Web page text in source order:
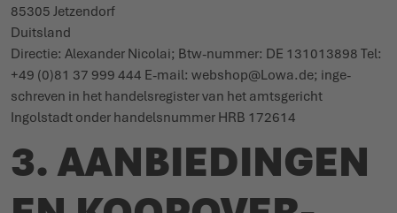
85305 Jetzendorf
Duitsland
Directie: Alexander Nicolai; Btw-nummer: DE 131013898 Tel:
+49 (0)81 37 999 444 E-mail: webshop@Lowa.de; inge­
schreven in het handels­re­gister van het amts­gericht
Ingolstadt onder handels­nummer HRB 172614
3. AANBIE­DINGEN